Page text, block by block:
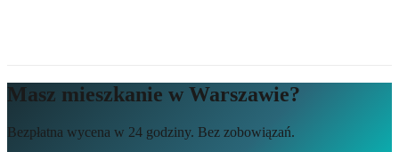
Masz mieszkanie w Warszawie?
Bezpłatna wycena w 24 godziny. Bez zobowiązań.